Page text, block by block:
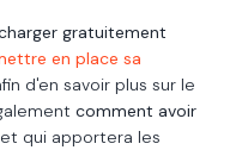
gratuitement
en place sa
d'en savoir plus sur le
comment avoir
et qui apportera les